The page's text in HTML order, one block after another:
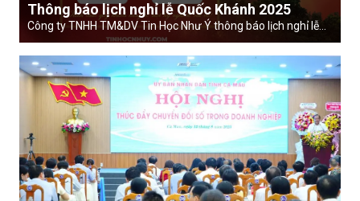
Thông báo lịch nghỉ lễ Quốc Khánh 2025
Công ty TNHH TM&DV Tin Học Như Ý thông báo lịch nghỉ lễ
QUỐC KHÁNH (02/09) năm 2025